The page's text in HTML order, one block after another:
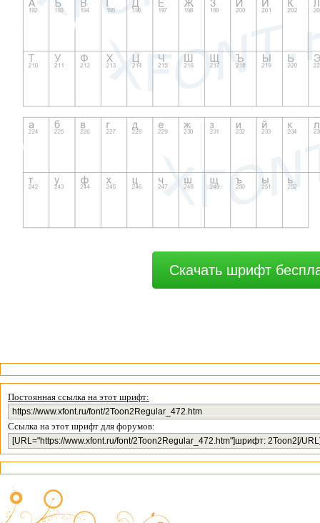
Скачать шрифт
Постоянная ссылка на этот шрифт:
Ссылка на этот шрифт для форумов: